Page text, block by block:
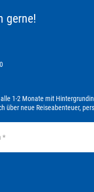
gerne!
1-2 Monate mit
über neue Reiseabenteuer,